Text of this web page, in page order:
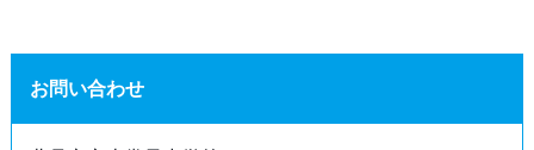
お問い合わせ